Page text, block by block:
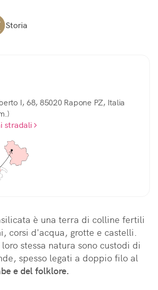
Storia
I, 68, 85020 Rapone PZ, Italia
stradali
è una terra di colline fertili
corsi d'acqua, grotte e castelli.
stessa natura sono custodi di
e del folklore.